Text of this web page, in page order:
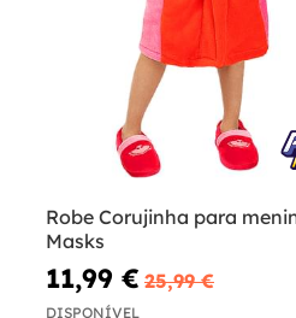
Robe Corujinha para
Masks
11,99 € 25,99 €
DISPONÍVEL